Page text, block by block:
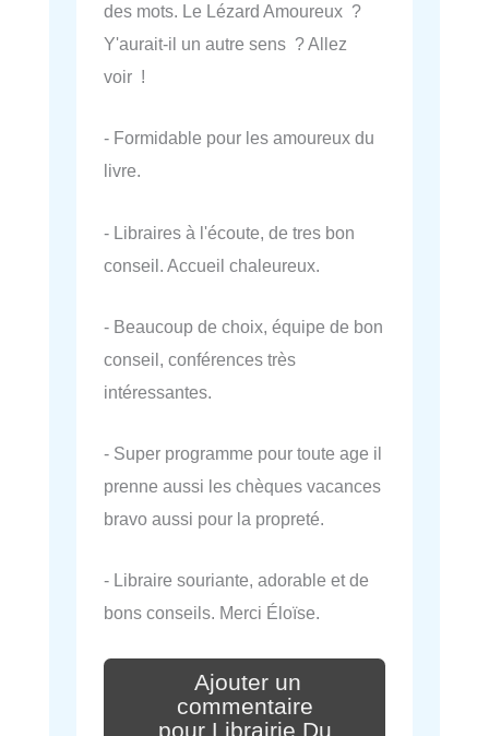
des mots. Le Lézard Amoureux ?
Y'aurait-il un autre sens ? Allez
voir !
- Formidable pour les amoureux du
livre.
- Libraires à l'écoute, de tres bon
conseil. Accueil chaleureux.
- Beaucoup de choix, équipe de bon
conseil, conférences très
intéressantes.
- Super programme pour toute age il
prenne aussi les chèques vacances
bravo aussi pour la propreté.
- Libraire souriante, adorable et de
bons conseils. Merci Éloïse.
Ajouter un
commentaire
pour Librairie Du